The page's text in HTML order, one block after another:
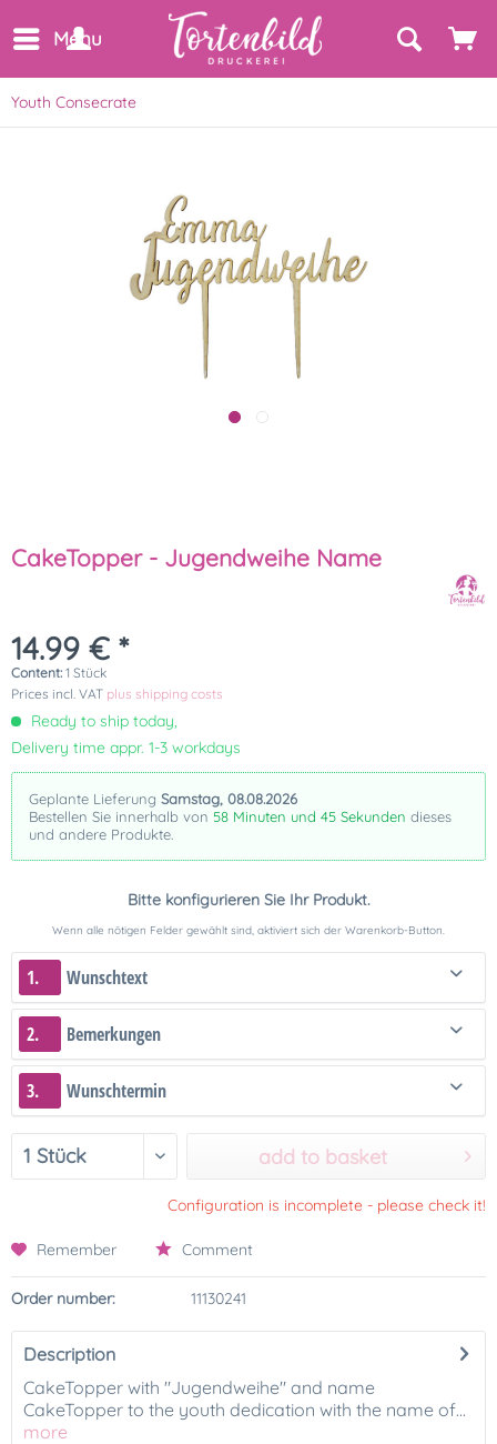
Menu
Youth Consecrate
CakeTopper - Jugendweihe Name
14.99 € *
Content: 1 Stück
Prices incl. VAT plus shipping costs
Ready to ship today,
Delivery time appr. 1-3 workdays
Geplante Lieferung Samstag, 08.08.2026
Bestellen Sie innerhalb von 58 Minuten und 44 Sekunden dieses
und andere Produkte.
Bitte konfigurieren Sie Ihr Produkt.
Wenn alle nötigen Felder gewählt sind, aktiviert sich der Warenkorb-Button.
1. Wunschtext
2. Bemerkungen
3. Wunschtermin
add to basket
Configuration is incomplete - please check it!
Remember Comment
Order number: 11130241
Description
CakeTopper with "Jugendweihe" and name
CakeTopper to the youth dedication with the name of...
more